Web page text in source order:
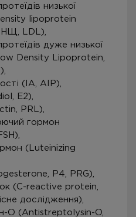
низької
lipoprotein
LDL),
дуже низької
Density Lipoprotein,
(ІА, АІР),
Е2),
PRL),
гормон
(Luteinizing
P4, PRG),
(C-reactive protein,
дослідження),
О (Antistreptolysin-O,